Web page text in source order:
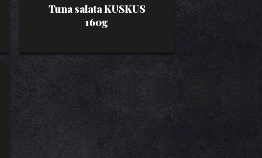
Tuna salata KUSKUS
160g